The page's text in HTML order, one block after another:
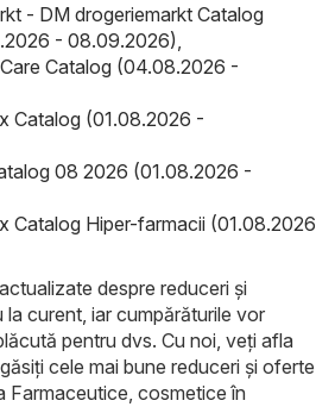
- DM drogeriemarkt Catalog
- 08.09.2026)
Catalog (04.08.2026 -
Catalog (01.08.2026 -
08 2026 (01.08.2026 -
Catalog Hiper-farmacii (01.08.2026
despre reduceri și
curent, iar cumpărăturile vor
pentru dvs. Cu noi, veți afla
cele mai bune reduceri și oferte
Farmaceutice, cosmetice în